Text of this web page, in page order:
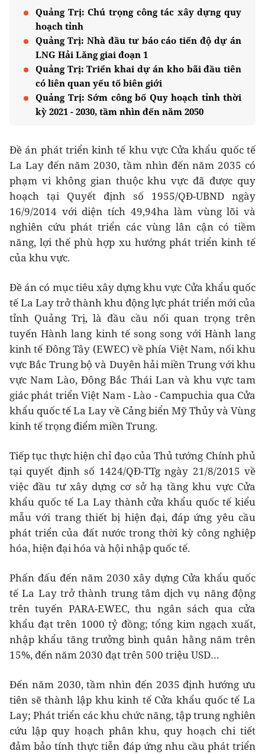
Quảng Trị: Chú trọng công tác xây dựng quy
hoạch tỉnh
Quảng Trị: Nhà đầu tư báo cáo tiến độ dự án
LNG Hải Lăng giai đoạn 1
Quảng Trị: Triển khai dự án kho bãi đầu tiên
có liên quan yếu tố biên giới
Quảng Trị: Sớm công bố Quy hoạch tỉnh thời
kỳ 2021 - 2030, tầm nhìn đến năm 2050
Đề án phát triển kinh tế khu vực Cửa khẩu quốc tế
La Lay đến năm 2030, tầm nhìn đến năm 2035 có
phạm vi không gian thuộc khu vực đã được quy
hoạch tại Quyết định số 1955/QĐ-UBND ngày
16/9/2014 với diện tích 49,94ha làm vùng lõi và
nghiên cứu phát triển các vùng lân cận có tiềm
năng, lợi thế phù hợp xu hướng phát triển kinh tế
của khu vực.
Đề án có mục tiêu xây dựng khu vực Cửa khẩu quốc
tế La Lay trở thành khu động lực phát triển mới của
tỉnh Quảng Trị, là đầu cầu nối quan trọng trên
tuyến Hành lang kinh tế song song với Hành lang
kinh tế Đông Tây (EWEC) về phía Việt Nam, nối khu
vực Bắc Trung bộ và Duyên hải miền Trung với khu
vực Nam Lào, Đông Bắc Thái Lan và khu vực tam
giác phát triển Việt Nam - Lào - Campuchia qua Cửa
khẩu quốc tế La Lay về Cảng biển Mỹ Thủy và Vùng
kinh tế trọng điểm miền Trung.
Tiếp tục thực hiện chỉ đạo của Thủ tướng Chính phủ
tại quyết định số 1424/QĐ-TTg ngày 21/8/2015 về
việc đầu tư xây dựng cơ sở hạ tầng khu vực Cửa
khẩu quốc tế La Lay thành cửa khẩu quốc tế kiểu
mẫu với trang thiết bị hiện đại, đáp ứng yêu cầu
phát triển của đất nước trong thời kỳ công nghiệp
hóa, hiện đại hóa và hội nhập quốc tế.
Phấn đấu đến năm 2030 xây dựng Cửa khẩu quốc
tế La Lay trở thành trung tâm dịch vụ năng động
trên tuyến PARA-EWEC, thu ngân sách qua cửa
khẩu đạt trên 1000 tỷ đồng; tổng kim ngạch xuất,
nhập khẩu tăng trưởng bình quân hằng năm trên
15%, đến năm 2030 đạt trên 500 triệu USD…
Đến năm 2030, tầm nhìn đến 2035 định hướng ưu
tiên sẽ thành lập khu kinh tế Cửa khẩu quốc tế La
Lay; Phát triển các khu chức năng, tập trung nghiên
cứu lập quy hoạch phân khu, quy hoạch chi tiết
đảm bảo tính thực tiễn đáp ứng nhu cầu phát triển